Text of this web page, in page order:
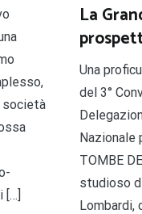
società
[…]
La
Una
del 3°
Nazionale
TOMBE
studioso
Lombardi,